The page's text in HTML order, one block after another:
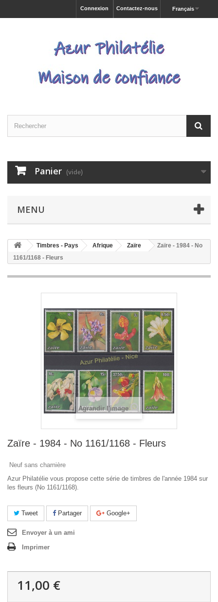
Français
Contactez-nous
Connexion
Panier (vide)
MENU
Timbres - Pays Afrique Zaïre
Zaïre - 1984 - No
1161/1168 - Fleurs
Agrandir l'image
Zaïre - 1984 - No 1161/1168 - Fleurs
Neuf sans charnière
Azur Philatélie vous propose cette série de timbres de l'année 1984 sur
les fleurs (No 1161/1168).
Tweet Partager Google+
Envoyer à un ami
Imprimer
11,00 €